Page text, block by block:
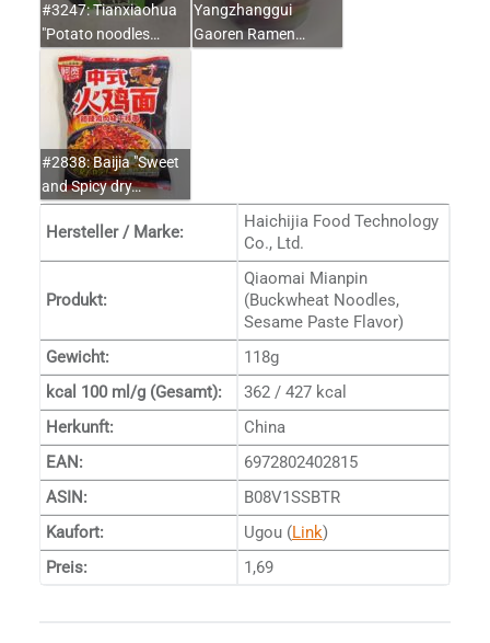
#3247: Tianxiaohua
"Potato noodles…
Yangzhanggui
Gaoren Ramen…
#2838: Baijia "Sweet
and Spicy dry…
Hersteller / Marke:
Haichijia Food Technology
Co., Ltd.
Produkt:
Qiaomai Mianpin
(Buckwheat Noodles,
Sesame Paste Flavor)
Gewicht:
118g
kcal 100 ml/g (Gesamt):
362 / 427 kcal
Herkunft:
China
EAN:
6972802402815
ASIN:
B08V1SSBTR
Kaufort:
Ugou (Link)
Preis:
1,69